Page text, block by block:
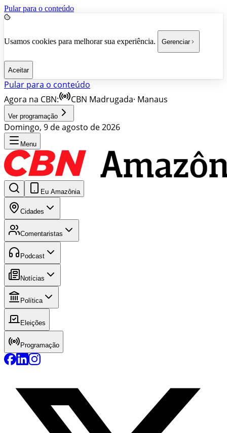
Pular para o conteúdo
Usamos cookies para melhorar sua experiência. Gerenciar
Aceitar
Pular para o conteúdo
Agora na CBN:
CBN Madrugada· Manaus
Ver programação
Domingo, 9 de agosto de 2026
Menu
Eu Amazônia
Cidades
Comentaristas
Podcast
Notícias
Política
Eleições
Programação